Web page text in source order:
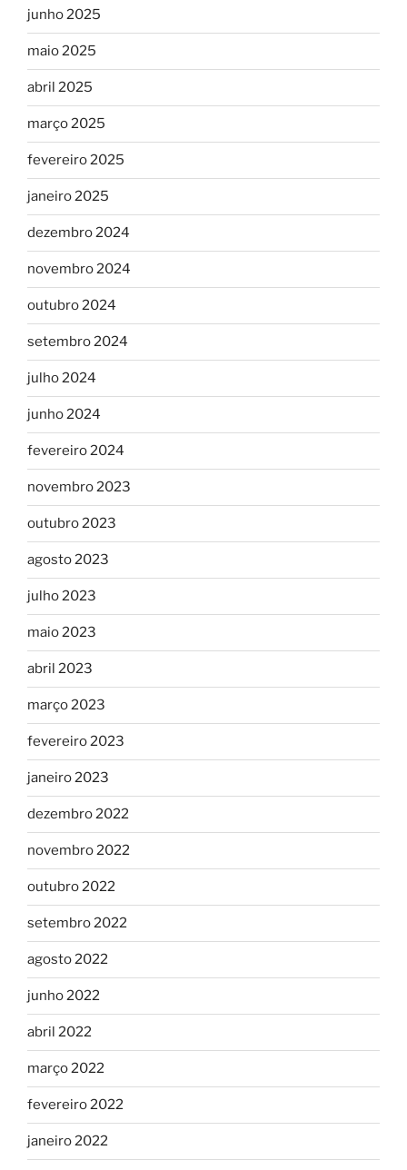
junho 2025
maio 2025
abril 2025
março 2025
fevereiro 2025
janeiro 2025
dezembro 2024
novembro 2024
outubro 2024
setembro 2024
julho 2024
junho 2024
fevereiro 2024
novembro 2023
outubro 2023
agosto 2023
julho 2023
maio 2023
abril 2023
março 2023
fevereiro 2023
janeiro 2023
dezembro 2022
novembro 2022
outubro 2022
setembro 2022
agosto 2022
junho 2022
abril 2022
março 2022
fevereiro 2022
janeiro 2022